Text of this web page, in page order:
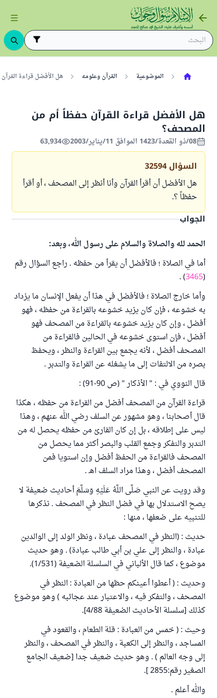
الموضوعية القرآن وعلومه هل الأفضل قراءة
هل الأفضل قراءة القرآن حفظاً أم من
المصحف؟
08/ذو القعدة/1423 الموافق 11/يناير/2003 63,934
السؤال 32594
هل الأفضل أن أقرأ القرآن وأنا أنظر إلى المصحف ، أو أقرأ
حفظاً ؟.
الجواب
الحمد لله والصلاة والسلام على رسول الله، وبعد:
أما في الصلاة ؛ فالأفضل أن يقرأ من حفظه . راجع السؤال رقم
(
3465
) .
وأما خارج الصلاة ؛ فالأفضل في هذا أن يفعل الإنسان ما يزداد
به خشوعه ، فإن كان يزيد خشوعه بالقراءة من حفظه ، فهو
أفضل ، وإن كان يزيد خشوعه بالقراءة من المصحف فهو
أفضل ، فإن استوى خشوعه في الحالين فالقراءة من
المصحف أفضل ، لأنه يجمع بين القراءة والنظر ، ويحفظ
بصره من الالتفات إلى ما يشغله عن القراءة والتدبر .
قال النووي في : " الأذكار " (ص 90-91) :
قراءة القرآن من المصحف أفضل من القراءة من حفظه ، هكذا
قال أصحابنا ، وهو مشهور عن السلف رضي الله عنهم ، وهذا
ليس على إطلاقه ، بل إن كان القارئ من حفظه يحصل له من
التدبر والتفكر وجمع القلب والبصر أكثر مما يحصل من
المصحف فالقراءة من الحفظ أفضل وإن استويا فمن
المصحف أفضل ، وهذا مراد السلف اهـ .
وقد رويت عن النبي صَلَّى اللَّهُ عَلَيْهِ وَسَلَّمَ أحاديث ضعيفة لا
يصح الاستدلال بها في فضل النظر في المصحف . نذكرها
للتنبيه على ضعفها ، منها :
حديث : (النظر في المصحف عبادة ، ونظر الولد إلى الوالدين
عبادة ، والنظر إلى علي بن أبي طالب عبادة) . وهو حديث
موضوع ، كما قال الألباني في السلسلة الضعيفة (1/531).
وحديث : ( أعطوا أعينكم حظها من العبادة : النظر في
المصحف ، والتفكر فيه ، والاعتبار عند عجائبه ) وهو موضوع
كذلك [سلسلة الأحاديث الضعيفة 4/88].
وحيث : ( خمس من العبادة : قلة الطعام ، والقعود في
المساجد ، والنظر إلى الكعبة ، والنظر في المصحف ، والنظر
إلى وجه العالم ) . وهو حديث ضعيف جدا [ضعيف الجامع
الصغير رقم:2855 ].
والله أعلم .